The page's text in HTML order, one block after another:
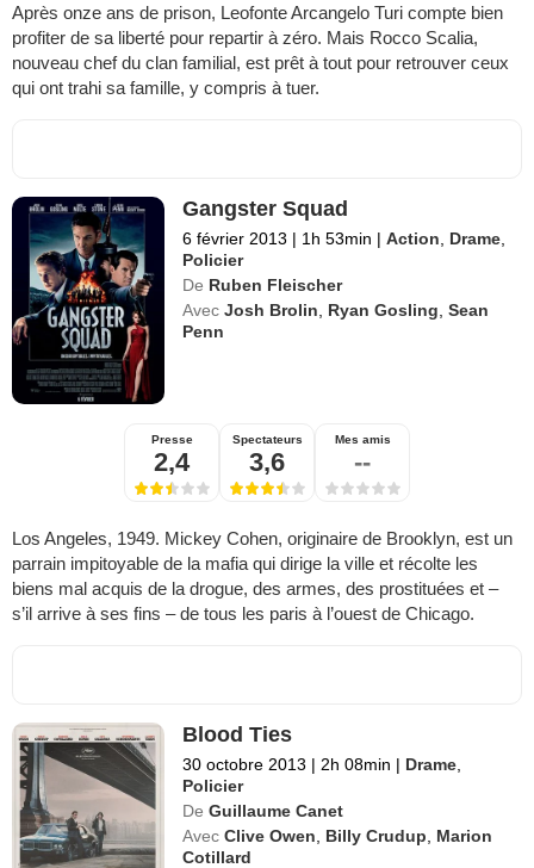
Après onze ans de prison, Leofonte Arcangelo Turi compte bien
profiter de sa liberté pour repartir à zéro. Mais Rocco Scalia,
nouveau chef du clan familial, est prêt à tout pour retrouver ceux
qui ont trahi sa famille, y compris à tuer.
Gangster Squad
6 février 2013 | 1h 53min | Action Drame
Policier
De Ruben Fleischer
Avec Josh Brolin Ryan Gosling ,Sean
Penn
Presse
2,4
Spectateurs
3,6
Mes amis
--
Los Angeles, 1949. Mickey Cohen, originaire de Brooklyn, est un
parrain impitoyable de la mafia qui dirige la ville et récolte les
biens mal acquis de la drogue, des armes, des prostituées et –
s’il arrive à ses fins – de tous les paris à l’ouest de Chicago.
Blood Ties
30 octobre 2013 | 2h 08min | Drame
Policier
De Guillaume Canet
Avec Clive Owen Billy Crudup
Marion
Cotillard